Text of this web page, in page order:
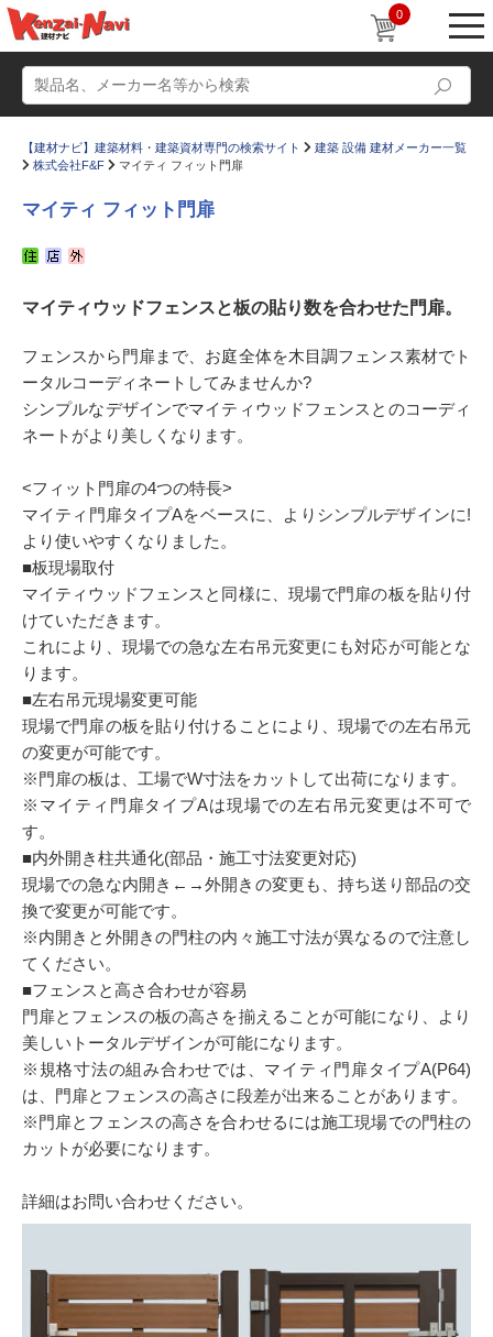
0
かたなび コラム
すまいリング 設計士インタビュー
Q＆A 販売・施工代理店募集
お気に入り
【建材ナビ】建築材料・建築資材専門の検索サイト
建築 設備 建材メーカー一覧
株式会社F&F
マイティ フィット門扉
マイティ フィット門扉
マイティウッドフェンスと板の貼り数を合わせた門扉。
フェンスから門扉まで、お庭全体を木目調フェンス素材でト
ータルコーディネートしてみませんか?
シンプルなデザインでマイティウッドフェンスとのコーディ
ネートがより美しくなります。
<フィット門扉の4つの特長>
マイティ門扉タイプAをベースに、よりシンプルデザインに!
より使いやすくなりました。
■板現場取付
マイティウッドフェンスと同様に、現場で門扉の板を貼り付
けていただきます。
これにより、現場での急な左右吊元変更にも対応が可能とな
ります。
■左右吊元現場変更可能
現場で門扉の板を貼り付けることにより、現場での左右吊元
の変更が可能です。
※門扉の板は、工場でW寸法をカットして出荷になります。
※マイティ門扉タイプAは現場での左右吊元変更は不可で
す。
■内外開き柱共通化(部品・施工寸法変更対応)
現場での急な内開き←→外開きの変更も、持ち送り部品の交
換で変更が可能です。
※内開きと外開きの門柱の内々施工寸法が異なるので注意し
てください。
■フェンスと高さ合わせが容易
門扉とフェンスの板の高さを揃えることが可能になり、より
美しいトータルデザインが可能になります。
※規格寸法の組み合わせでは、マイティ門扉タイプA(P64)
は、門扉とフェンスの高さに段差が出来ることがあります。
※門扉とフェンスの高さを合わせるには施工現場での門柱の
カットが必要になります。
詳細はお問い合わせください。